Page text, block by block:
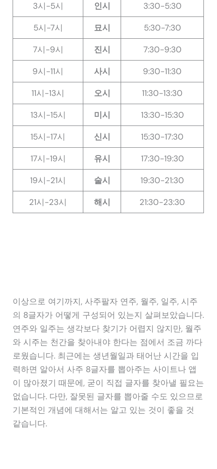
3시-5시 인시 3:30-5:30
5시-7시 묘시 5:30-7:30
7시-9시 진시 7:30-9:30
9시-11시 사시 9:30-11:30
11시-13시 오시 11:30-13:30
13시-15시 미시 13:30-15:30
15시-17시 신시 15:30-17:30
17시-19시 유시 17:30-19:30
19시-21시 술시 19:30-21:30
21시-23시 해시 21:30-23:30
이상으로 여기까지, 사주팔자 연주, 월주, 일주, 시주
의 8글자가 어떻게 구성되어 있는지 살펴보았습니다.
연주와 일주는 생각보다 찾기가 어렵지 않지만, 월주
와 시주는 천간을 찾아내야 한다는 점에서 조금 까다
로웠습니다. 최근에는 생년월일과 태어난 시간을 입
력하면 알아서 사주 8글자를 뽑아주는 사이트나 앱
이 많아졌기 때문에, 굳이 직접 글자를 찾아낼 필요는
없습니다. 다만, 잘못된 글자를 뽑아줄 수도 있으므로
기본적인 개념에 대해서는 알고 있는 것이 좋을 것
같습니다.